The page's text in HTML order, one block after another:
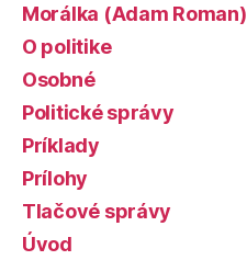
Morálka (Adam Roman)
O politike
Osobné
Politické správy
Príklady
Prílohy
Tlačové správy
Úvod